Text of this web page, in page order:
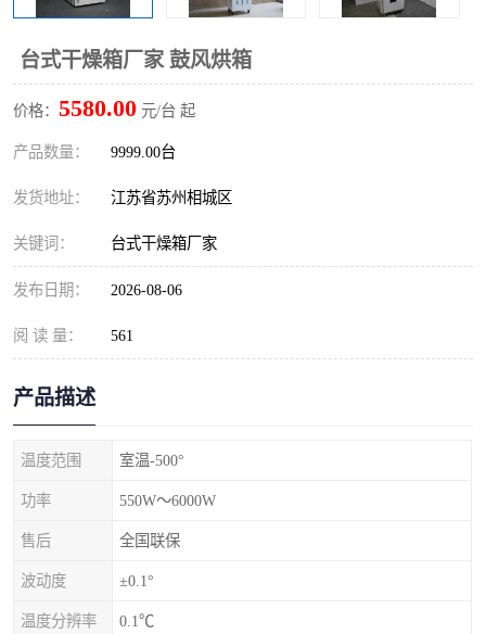
台式干燥箱厂家 鼓风烘箱
价格： 5580.00 元/台 起
产品数量： 9999.00台
发货地址： 江苏省苏州相城区
关键词： 台式干燥箱厂家
发布日期： 2026-08-06
阅 读 量： 561
产品描述
温度范围 室温-500°
功率 550W～6000W
售后 全国联保
波动度 ±0.1°
温度分辨率 0.1℃